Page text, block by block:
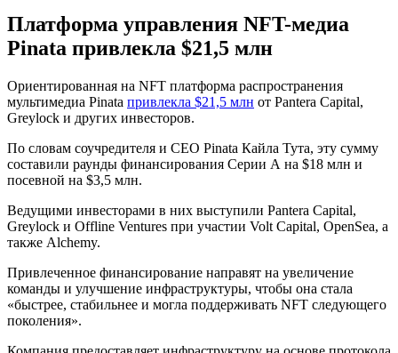
Платформа управления NFT-медиа
Pinata привлекла $21,5 млн
Ориентированная на NFT платформа распространения
мультимедиа Pinata привлекла $21,5 млн от Pantera Capital,
Greylock и других инвесторов.
По словам соучредителя и CEO Pinata Кайла Тута, эту сумму
составили раунды финансирования Серии А на $18 млн и
посевной на $3,5 млн.
Ведущими инвесторами в них выступили Pantera Capital,
Greylock и Offline Ventures при участии Volt Capital, OpenSea, а
также Alchemy.
Привлеченное финансирование направят на увеличение
команды и улучшение инфраструктуры, чтобы она стала
«быстрее, стабильнее и могла поддерживать NFT следующего
поколения».